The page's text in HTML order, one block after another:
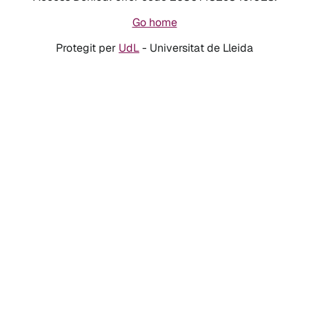
Go home
Protegit per UdL- Universitat de Lleida